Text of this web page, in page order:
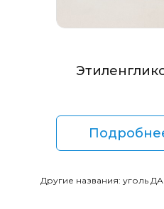
Другие названия: уголь